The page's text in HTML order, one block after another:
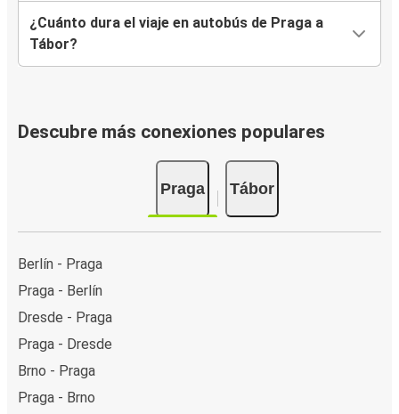
¿Cuánto dura el viaje en autobús de Praga a
Tábor?
Descubre más conexiones populares
Praga Tábor
Berlín - Praga
Praga - Berlín
Dresde - Praga
Praga - Dresde
Brno - Praga
Praga - Brno